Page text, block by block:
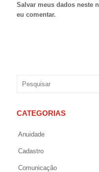
Salvar meus dados neste
eu comentar.
CATEGORIAS
Anuidade
Cadastro
Comunicação